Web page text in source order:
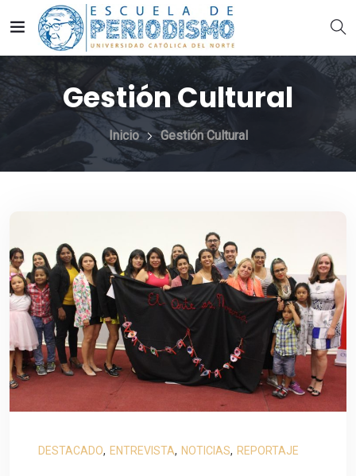
Gestión Cultural
Inicio Gestión Cultural
DESTACADO, ENTREVISTA, NOTICIAS, REPORTAJE